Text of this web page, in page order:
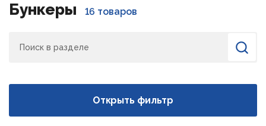
Бункеры 16 товаров
Найти
Открыть фильтр